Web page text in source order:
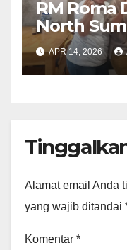
RM Roma
North
2026
APR 14, 2026
Alamat email Anda
yang wajib ditandai
Komentar *